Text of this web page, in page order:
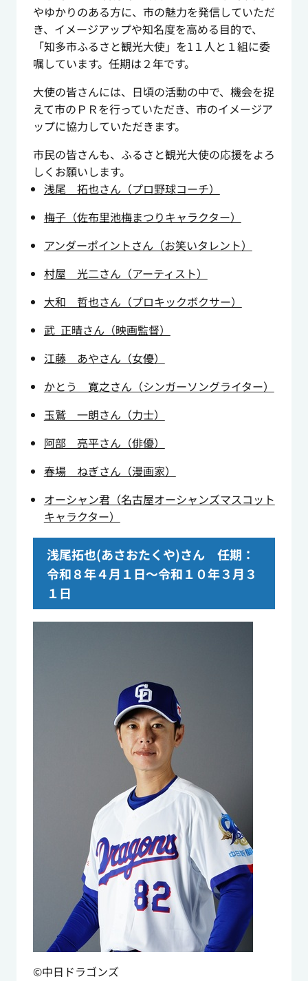
やゆかりのある方に、市の魅力を発信していただ
き、イメージアップや知名度を高める目的で、
「知多市ふるさと観光大使」を1１人と１組に委
嘱しています。任期は２年です。
大使の皆さんには、日頃の活動の中で、機会を捉
えて市のＰＲを行っていただき、市のイメージア
ップに協力していただきます。
市民の皆さんも、ふるさと観光大使の応援をよろ
しくお願いします。
浅尾 拓也さん（プロ野球コーチ）
梅子（佐布里池梅まつりキャラクター）
アンダーポイントさん（お笑いタレント）
村屋 光二さん（アーティスト）
大和 哲也さん（プロキックボクサー）
武 正晴さん（映画監督）
江藤 あやさん（女優）
かとう 寛之さん（シンガーソングライター）
玉鷲 一朗さん（力士）
阿部 亮平さん（俳優）
春場 ねぎさん（漫画家）
オーシャン君（名古屋オーシャンズマスコット
キャラクター）
浅尾拓也(あさおたくや)さん 任期：
令和８年４月１日～令和１０年３月３
１日
©中日ドラゴンズ